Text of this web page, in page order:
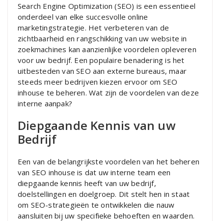
Search Engine Optimization (SEO) is een essentieel
onderdeel van elke succesvolle online
marketingstrategie. Het verbeteren van de
zichtbaarheid en rangschikking van uw website in
zoekmachines kan aanzienlijke voordelen opleveren
voor uw bedrijf. Een populaire benadering is het
uitbesteden van SEO aan externe bureaus, maar
steeds meer bedrijven kiezen ervoor om SEO
inhouse te beheren. Wat zijn de voordelen van deze
interne aanpak?
Diepgaande Kennis van uw
Bedrijf
Een van de belangrijkste voordelen van het beheren
van SEO inhouse is dat uw interne team een
diepgaande kennis heeft van uw bedrijf,
doelstellingen en doelgroep. Dit stelt hen in staat
om SEO-strategieën te ontwikkelen die nauw
aansluiten bij uw specifieke behoeften en waarden.